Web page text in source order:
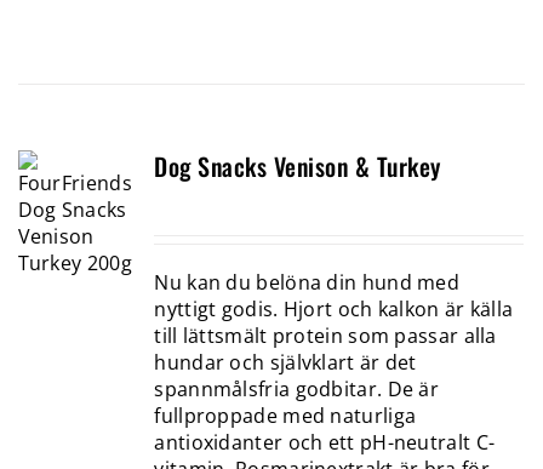
Dog Snacks Venison & Turkey
Nu kan du belöna din hund med
nyttigt godis. Hjort och kalkon är källa
till lättsmält protein som passar alla
hundar och självklart är det
spannmålsfria godbitar. De är
fullproppade med naturliga
antioxidanter och ett pH-neutralt C-